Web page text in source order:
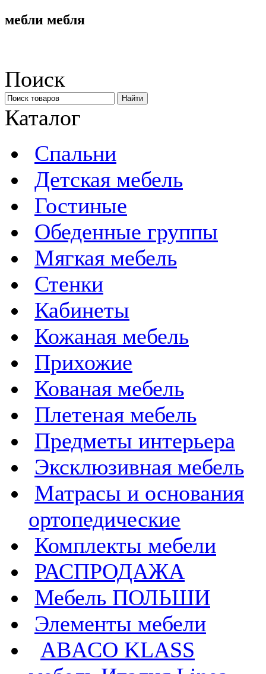
мебли мебля
Поиск
Каталог
Спальни
Детская мебель
Гостиные
Обеденные группы
Мягкая мебель
Стенки
Кабинеты
Кожаная мебель
Прихожие
Кованая мебель
Плетеная мебель
Предметы интерьера
Эксклюзивная мебель
Матрасы и основания
ортопедические
Комплекты мебели
РАСПРОДАЖА
Мебель ПОЛЬШИ
Элементы мебели
ABACO KLASS